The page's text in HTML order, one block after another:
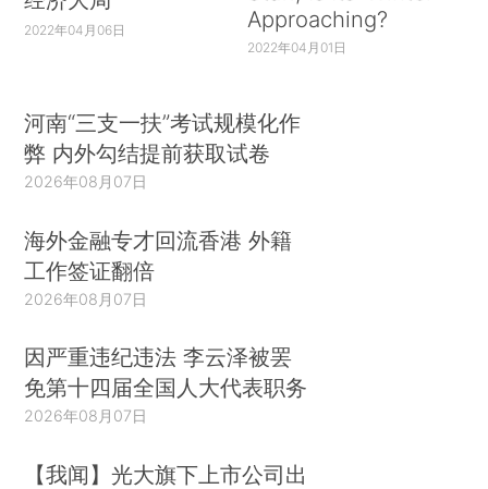
2022年04月06日
Approaching?
2022年04月01日
河南“三支一扶”考试规模化作
弊 内外勾结提前获取试卷
2026年08月07日
海外金融专才回流香港 外籍
工作签证翻倍
2026年08月07日
因严重违纪违法 李云泽被罢
免第十四届全国人大代表职务
2026年08月07日
【我闻】光大旗下上市公司出